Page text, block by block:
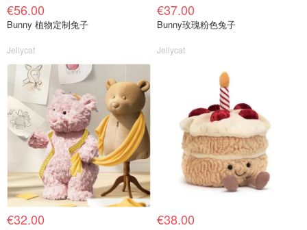
€56.00
Bunny 植物定制兔子
Jellycat
€37.00
Bunny玫瑰粉色兔子
Jellycat
€32.00 €38.00